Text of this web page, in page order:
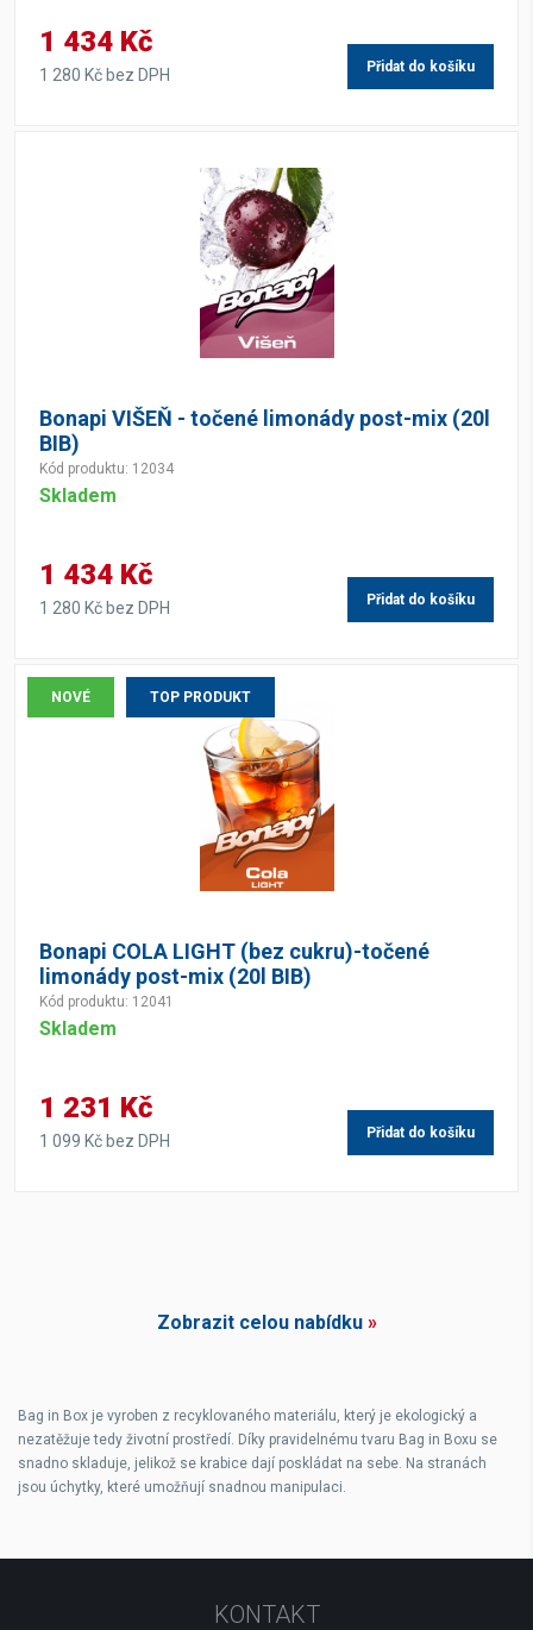
1 434 Kč
1 280 Kč bez DPH Přidat do košíku
Bonapi VIŠEŇ - točené limonády post-mix (20l
BIB)
Kód produktu: 12034
Skladem
1 434 Kč
1 280 Kč bez DPH Přidat do košíku
NOVÉ TOP PRODUKT
Bonapi COLA LIGHT (bez cukru)-točené
limonády post-mix (20l BIB)
Kód produktu: 12041
Skladem
1 231 Kč
1 099 Kč bez DPH Přidat do košíku
Zobrazit celou nabídku»
Bag in Box je vyroben z recyklovaného materiálu, který je ekologický a
nezatěžuje tedy životní prostředí. Díky pravidelnému tvaru Bag in Boxu se
snadno skladuje, jelikož se krabice dají poskládat na sebe. Na stranách
jsou úchytky, které umožňují snadnou manipulaci.
KONTAKT